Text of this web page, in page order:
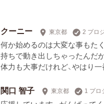
クーニー 東京都 2 プロ
何か始めるのは大変な事もた
持ちで動き出しちゃったんだ
体力も大事だけれど、やはり
関口 智子 東京都 1 プロ